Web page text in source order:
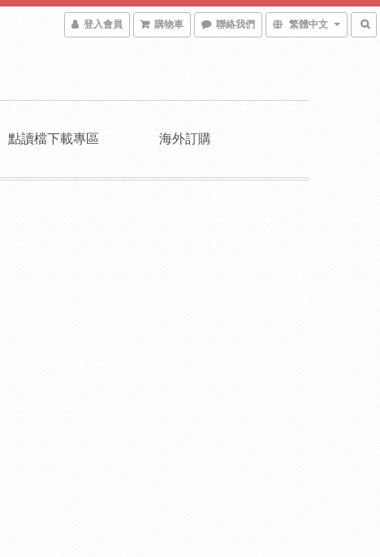
登入會員 購物車 聯絡我們 繁體中文
點讀檔下載專區 海外訂購